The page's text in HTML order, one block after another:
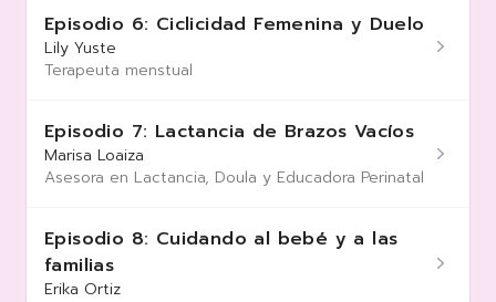
Episodio 6: Ciclicidad Femenina y Duelo
Lily Yuste
Terapeuta menstual
Episodio 7: Lactancia de Brazos Vacíos
Marisa Loaiza
Asesora en Lactancia, Doula y Educadora Perinatal
Episodio 8: Cuidando al bebé y a las
familias
Erika Ortiz